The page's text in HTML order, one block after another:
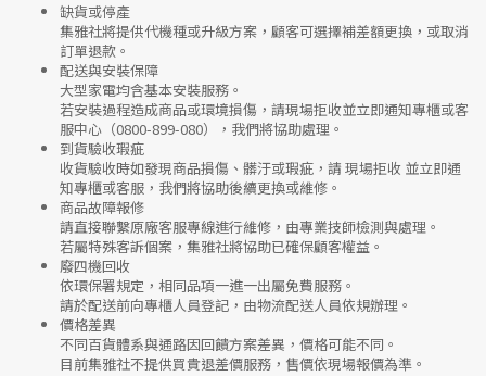
缺貨或停產
集雅社將提供代機種或升級方案 ，顧客可選擇補差額更換，或取消
訂單退款。
配送與安裝保障
大型家電均含基本安裝服務。
若安裝過程造成商品或環境損傷，請現場拒收並立即通知專櫃或客
服中心 （0800-899-080），我們將協助處理。
到貨驗收瑕疵
收貨驗收時如發現商品損傷、髒汙或瑕疵 ，請 現場拒收 並立即通
知專櫃或客服，我們將協助後續更換或維修。
商品故障報修
請直接聯繫原廠客服專線進行維修，由專業技師檢測與處理。
若屬特殊客訴個案，集雅社將協助已確保顧客權益。
廢四機回收
依環保署規定，相同品項一進一出屬免費服務。
請於配送前向專櫃人員登記，由物流配送人員依規辦理。
價格差異
不同百貨體系與通路因回饋方案差異，價格可能不同。
目前集雅社不提供買貴退差價服務 ，售價依現場報價為準。